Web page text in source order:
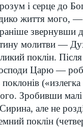
і серце до
життя мого, —
звернувши
молитви —
поклін.
Царю —
Зробивши
але не
поклін